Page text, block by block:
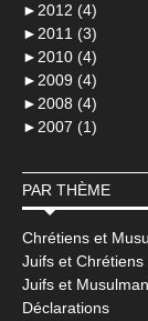
► 2012 (4)
► 2011 (3)
► 2010 (4)
► 2009 (4)
► 2008 (4)
► 2007 (1)
PAR THÈME
Chrétiens et
Juifs et Chrétiens
Juifs et
Déclarations